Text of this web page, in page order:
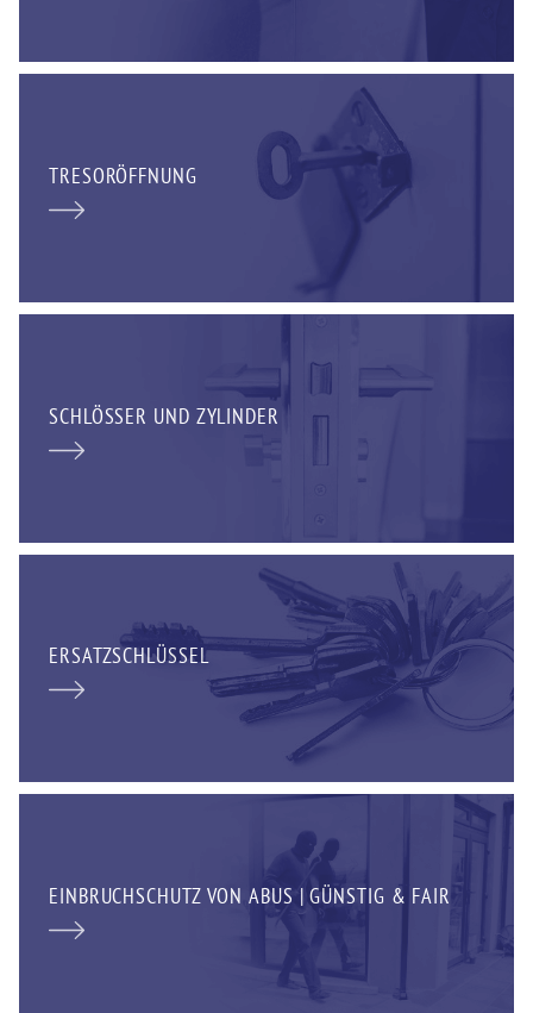
TRESORÖFFNUNG
SCHLÖSSER UND ZYLINDER
ERSATZSCHLÜSSEL
EINBRUCHSCHUTZ VON ABUS | GÜNSTIG & FAIR